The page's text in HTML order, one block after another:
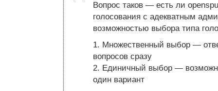
Вопрос таков — есть ли
голосования с адекватным
возможностью выбора типа
1. Множественный выбор —
вопросов сразу
2. Единичный выбор —
один вариант